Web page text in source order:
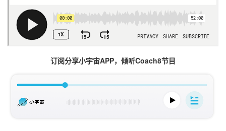
订阅分享小宇宙APP，倾听Coach8节目